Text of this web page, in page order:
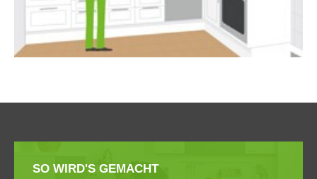
SO WIRD'S GEMACHT